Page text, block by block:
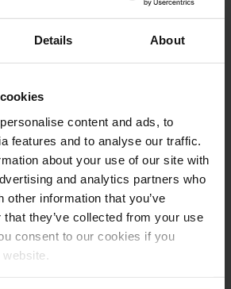
Details About
content and ads, to
features and to analyse our traffic.
about your use of our site with
and analytics partners who
other information that you’ve
they’ve collected from your use
consent to our cookies if you
o výrobku
komplexný prehľad technických
Oloveno-kyselinová, 24 V /
375 Ah
Áno, 24 V / 60 A